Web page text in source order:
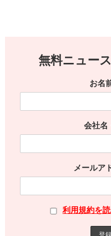
無料ニュー
お名
会社名
メールア
利用規約を